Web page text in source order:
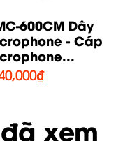
4 ni Shock Mount
Sốc Có Khớp
xem